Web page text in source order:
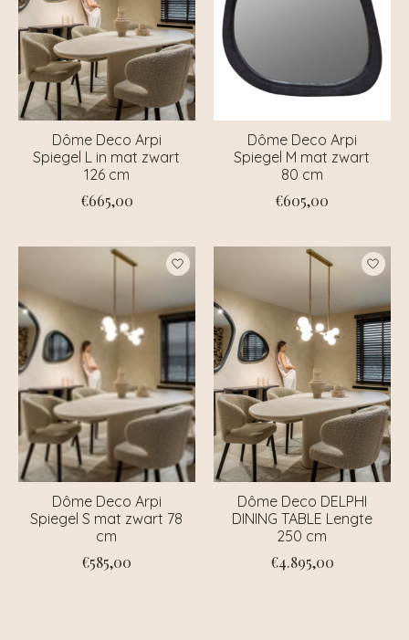
Dôme Deco Arpi
Spiegel L in mat zwart
126 cm
€665,00
Dôme Deco Arpi
Spiegel M mat zwart
80 cm
€605,00
Dôme Deco Arpi
Spiegel S mat zwart 78
cm
€585,00
Dôme Deco DELPHI
DINING TABLE Lengte
250 cm
€4.895,00